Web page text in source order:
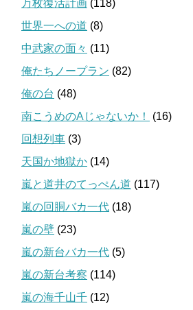
万枚復活計画 (118)
世界一への道 (8)
中武家の面々 (11)
俺たちノープラン (82)
俺の台 (48)
南こうめのAじゃないか！
(16)
回想列車 (3)
天国か地獄か (14)
嵐と道井のてっぺん道 (117)
嵐の回胴バカ一代 (18)
嵐の壁 (23)
嵐の新台バカ一代 (5)
嵐の新台考察 (114)
嵐の海千山千 (12)